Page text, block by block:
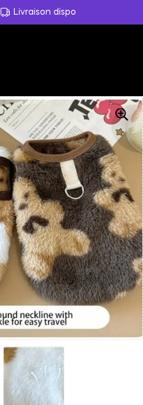
Livraison dispo